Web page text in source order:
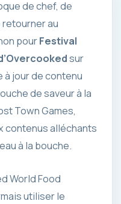
de chef, de
au
pourFestival
sur
à jour de contenu
de saveur à la
Town Games,
contenus alléchants
à la bouche.
World Food
utiliser le